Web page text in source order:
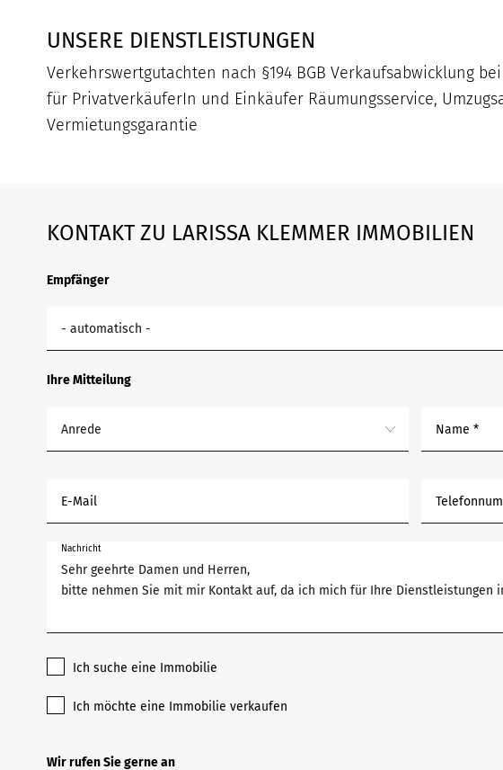
UNSERE DIENSTLEISTUNGEN
Verkehrswertgutachten nach §194 BGB Verkaufsabwicklung
für PrivatverkäuferIn und Einkäufer Räumungsservice,
Vermietungsgarantie
KONTAKT ZU LARISSA KLEMMER IMMOBILIEN
Empfänger
- automatisch -
Ihre Mitteilung
Anrede Name *
E-Mail
Nachricht
Ich suche eine Immobilie
Ich möchte eine Immobilie verkaufen
Wir rufen Sie gerne an